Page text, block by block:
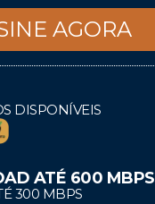
AGORA
DISPONÍVEIS
ATÉ 600 MBPS
300 MBPS